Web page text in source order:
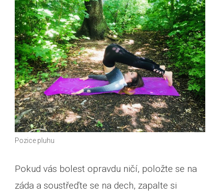
Pozice pluhu
Pokud vás bolest opravdu ničí, položte se na
záda a soustřeďte se na dech, zapalte si